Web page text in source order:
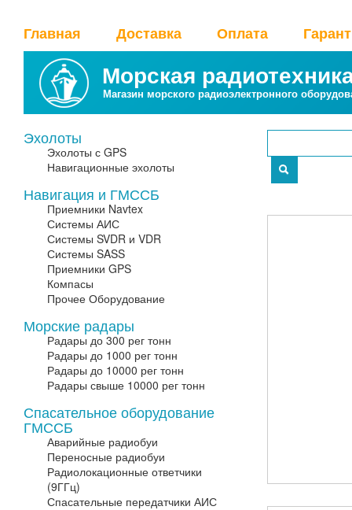
Главная Доставка Оплата
Морская
Магазин морского радиоэлектронного
Эхолоты
Эхолоты с GPS
Навигационные эхолоты
Навигация и ГМССБ
Приемники Navtex
Системы АИС
Системы SVDR и VDR
Системы SASS
Приемники GPS
Компасы
Прочее Оборудование
Морские радары
Радары до 300 рег тонн
Радары до 1000 рег тонн
Радары до 10000 рег тонн
Радары свыше 10000 рег тонн
Спасательное оборудование
ГМССБ
Аварийные радиобуи
Переносные радиобуи
Радиолокационные ответчики
(9ГГц)
Спасательные передатчики АИС